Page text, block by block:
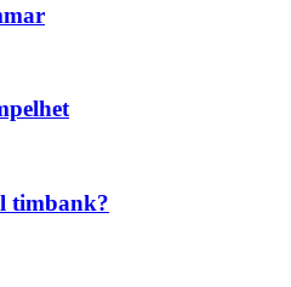
timbank?